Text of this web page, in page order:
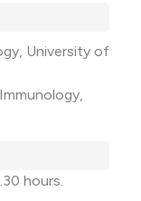
University of
hours.